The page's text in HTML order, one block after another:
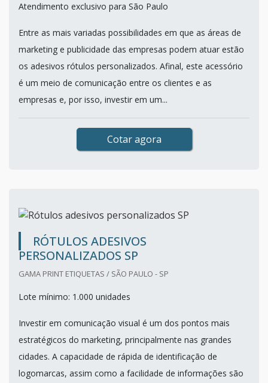
Atendimento exclusivo para São Paulo
Entre as mais variadas possibilidades em que as áreas de
marketing e publicidade das empresas podem atuar estão
os adesivos rótulos personalizados. Afinal, este acessório
é um meio de comunicação entre os clientes e as
empresas e, por isso, investir em um...
Cotar agora
RÓTULOS ADESIVOS
PERSONALIZADOS SP
GAMA PRINT ETIQUETAS / SÃO PAULO - SP
Lote mínimo: 1.000 unidades
Investir em comunicação visual é um dos pontos mais
estratégicos do marketing, principalmente nas grandes
cidades. A capacidade de rápida de identificação de
logomarcas, assim como a facilidade de informações são